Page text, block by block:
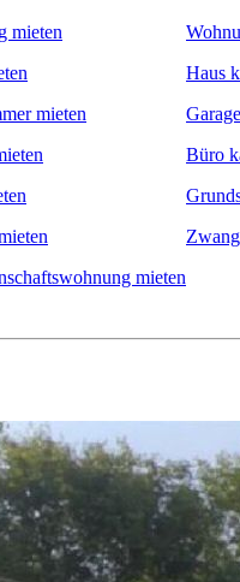
mieten
mieten
mieten
Haus
Büro